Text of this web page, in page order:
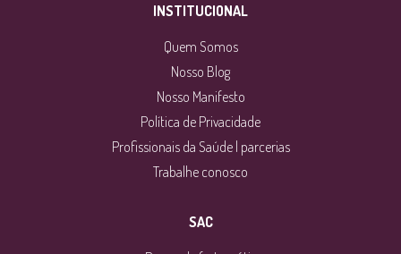
INSTITUCIONAL
Quem Somos
Nosso Blog
Nosso Manifesto
Política de Privacidade
Profissionais da Saúde | parcerias
Trabalhe conosco
SAC